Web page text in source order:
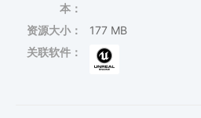
本：
资源大小：
177 MB
关联软件：